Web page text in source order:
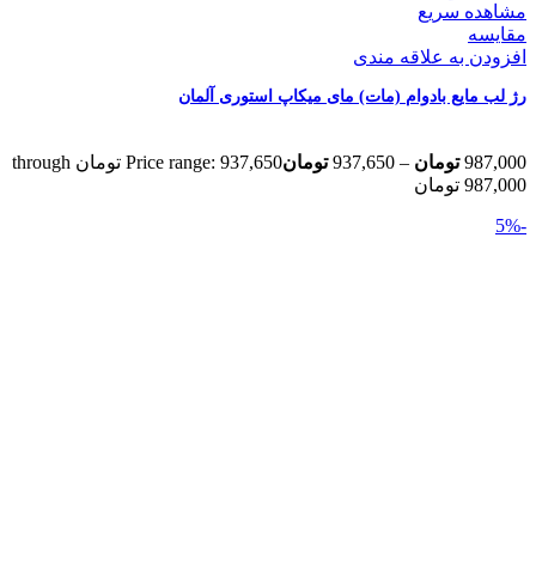
مشاهده سریع
مقایسه
افزودن به علاقه مندی
رژ لب مایع بادوام (مات) مای میکاپ استوری آلمان
987,000 تومان –
937,650 تومان
Price range: 937,650 تومان through
987,000 تومان
-5%